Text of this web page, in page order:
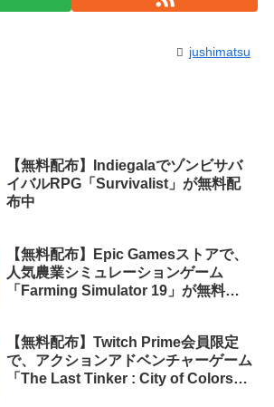
jushimatsu
【無料配布】Indiegalaでゾンビサバ
イバルRPG「Survivalist」が無料配
布中
【無料配布】Epic Gamesストアで、
人気農業シミュレーションゲーム
「Farming Simulator 19」が無料配
【無料配布】Twitch Prime会員限定
で、アクションアドベンチャーゲーム
「The Last Tinker : City of Colors」